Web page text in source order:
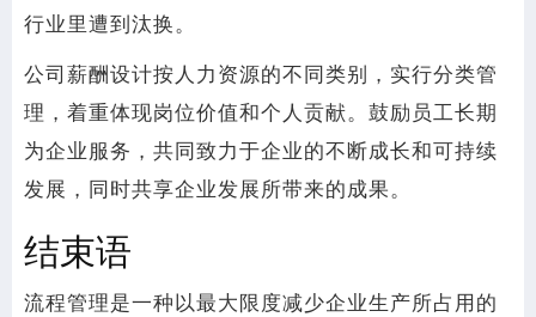
行业里遭到汰换。
公司薪酬设计按人力资源的不同类别，实行分类管
理，着重体现岗位价值和个人贡献。鼓励员工长期
为企业服务，共同致力于企业的不断成长和可持续
发展，同时共享企业发展所带来的成果。
结束语
流程管理是一种以最大限度减少企业生产所占用的